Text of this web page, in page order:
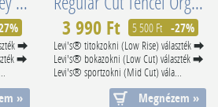
⮕
⮕
»
3 990 Ft 5 500 Ft -27%
Levi's® titokzokni (Low Rise) választék ⮕
Levi's® bokazokni (Low Cut) választék ⮕
Levi's® sportzokni (Mid Cut) vála...
Megnézem »